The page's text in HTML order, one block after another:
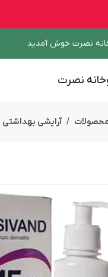
نصرت خوش آمدید
نصرت
آرایشی بهداشتی